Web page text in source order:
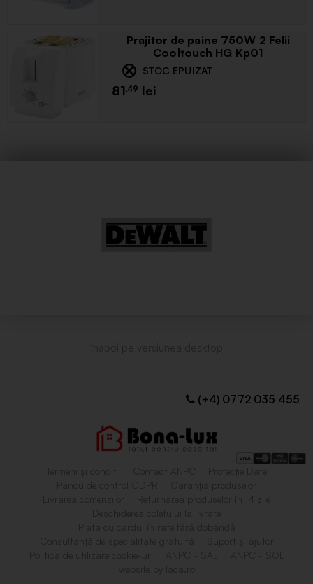
Prajitor de paine 750W 2 Felii
Cooltouch HG Kp01
STOC EPUIZAT
81 .49
(+4) 0772 035 455